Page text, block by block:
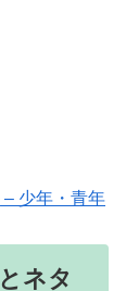
– 少年・青年
ネタ